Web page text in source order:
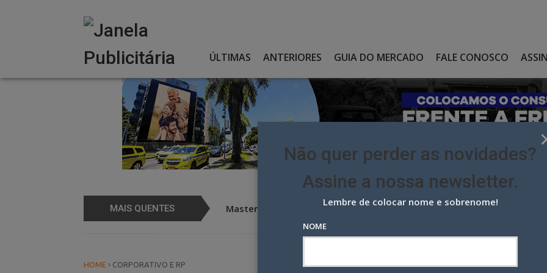
ÚLTIMAS ANTERIORES GUIA DO MERCADO FALE CONOSCO
MAIS QUENTES Mastercard desafia atleta olímpico em ação de marketing de
HOME › CORPORATIVO E RP
Não quer perder as novidades?
Assine a nossa newsletter.
Lembre de colocar nome e sobrenome!
NOME